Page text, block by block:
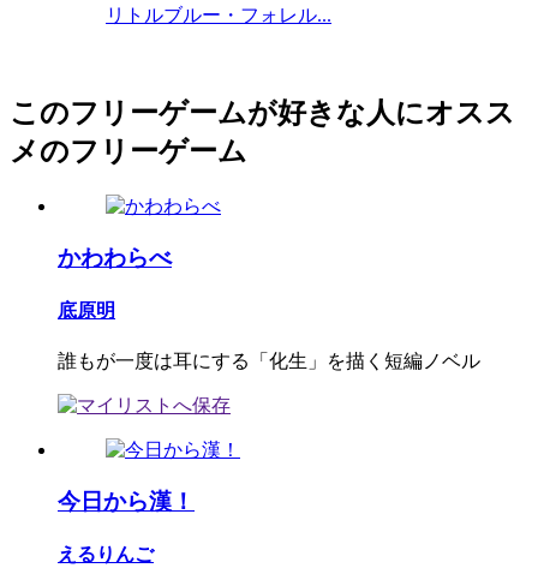
リトルブルー・フォレル...
このフリーゲームが好きな人にオスス
メのフリーゲーム
かわわらべ
底原明
誰もが一度は耳にする「化生」を描く短編ノベル
今日から漢！
えるりんご